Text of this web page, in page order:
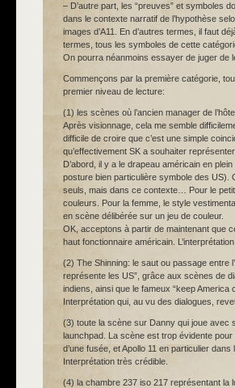
– D’autre part, les “preuves” et symboles
dans le contexte narratif de l’hypothèse
images d’A11. En d’autres termes, il faut
termes, tous les symboles de cette
On pourra néanmoins essayer de juger de
Commençons par la première catégorie,
premier niveau de lecture:
(1) les scènes où l’ancien manager de
Après visionnage, cela me semble
difficile de croire que c’est une simple
qu’effectivement SK a souhaiter
D’abord, il y a le drapeau américain en
posture bien particulière symbole des US).
seuls, mais dans ce contexte… Pour le
couleurs. Pour la femme, le style
en scène délibérée sur un jeu de couleur.
OK, acceptons à partir de maintenant que
haut fonctionnaire américain.
(2) The Shinning: le saut ou passage entre
représente les US”, grâce aux scènes de
indiens, ainsi que le fameux “keep America
Interprétation qui, au vu des dialogues,
(3) toute la scène sur Danny qui joue avec
launchpad. La scène est trop évidente
d’une fusée, et Apollo 11 en particulier dans
Interprétation très crédible.
(4) la chambre 237 iso 217 représentant la